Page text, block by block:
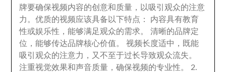
牌要确保视频内容的创意和质量 ，
以吸引观众的注意
力 。优质的视频应该具备以下特点 ： 内容具有教育
性或娱乐性 ，能够满足观众的需求。清晰的品牌定
位 ，能够传达品牌核心价值。视频长度适中 ， 既能
吸引观众的注意力 ， 又不至于过长导致观众流失。
注重视觉效果和声音质量 ，确保视频的专业性。 2.